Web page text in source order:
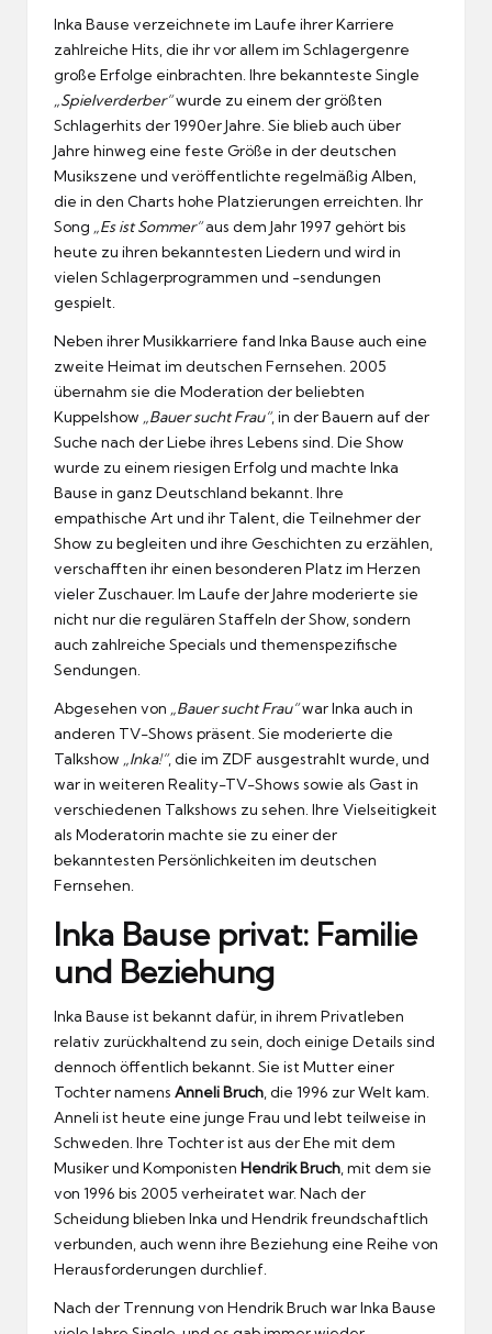
Inka Bause verzeichnete im Laufe ihrer Karriere
zahlreiche Hits, die ihr vor allem im Schlagergenre
große Erfolge einbrachten. Ihre bekannteste Single
„Spielverderber“wurde zu einem der größten
Schlagerhits der 1990er Jahre. Sie blieb auch über
Jahre hinweg eine feste Größe in der deutschen
Musikszene und veröffentlichte regelmäßig Alben,
die in den Charts hohe Platzierungen erreichten. Ihr
Song „Es ist Sommer“aus dem Jahr 1997 gehört bis
heute zu ihren bekanntesten Liedern und wird in
vielen Schlagerprogrammen und -sendungen
gespielt.
Neben ihrer Musikkarriere fand Inka Bause auch eine
zweite Heimat im deutschen Fernsehen. 2005
übernahm sie die Moderation der beliebten
Kuppelshow „Bauer sucht Frau“, in der Bauern auf der
Suche nach der Liebe ihres Lebens sind. Die Show
wurde zu einem riesigen Erfolg und machte Inka
Bause in ganz Deutschland bekannt. Ihre
empathische Art und ihr Talent, die Teilnehmer der
Show zu begleiten und ihre Geschichten zu erzählen,
verschafften ihr einen besonderen Platz im Herzen
vieler Zuschauer. Im Laufe der Jahre moderierte sie
nicht nur die regulären Staffeln der Show, sondern
auch zahlreiche Specials und themenspezifische
Sendungen.
Abgesehen von „Bauer sucht Frau“war Inka auch in
anderen TV-Shows präsent. Sie moderierte die
Talkshow „Inka!“, die im ZDF ausgestrahlt wurde, und
war in weiteren Reality-TV-Shows sowie als Gast in
verschiedenen Talkshows zu sehen. Ihre Vielseitigkeit
als Moderatorin machte sie zu einer der
bekanntesten Persönlichkeiten im deutschen
Fernsehen.
Inka Bause privat: Familie
und Beziehung
Inka Bause ist bekannt dafür, in ihrem Privatleben
relativ zurückhaltend zu sein, doch einige Details sind
dennoch öffentlich bekannt. Sie ist Mutter einer
Tochter namens Anneli Bruch , die 1996 zur Welt kam.
Anneli ist heute eine junge Frau und lebt teilweise in
Schweden. Ihre Tochter ist aus der Ehe mit dem
Musiker und Komponisten Hendrik Bruch , mit dem sie
von 1996 bis 2005 verheiratet war. Nach der
Scheidung blieben Inka und Hendrik freundschaftlich
verbunden, auch wenn ihre Beziehung eine Reihe von
Herausforderungen durchlief.
Nach der Trennung von Hendrik Bruch war Inka Bause